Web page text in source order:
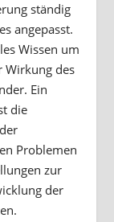
ständig
angepasst.
Wissen um
Wirkung des
Ein
die
Problemen
zur
der